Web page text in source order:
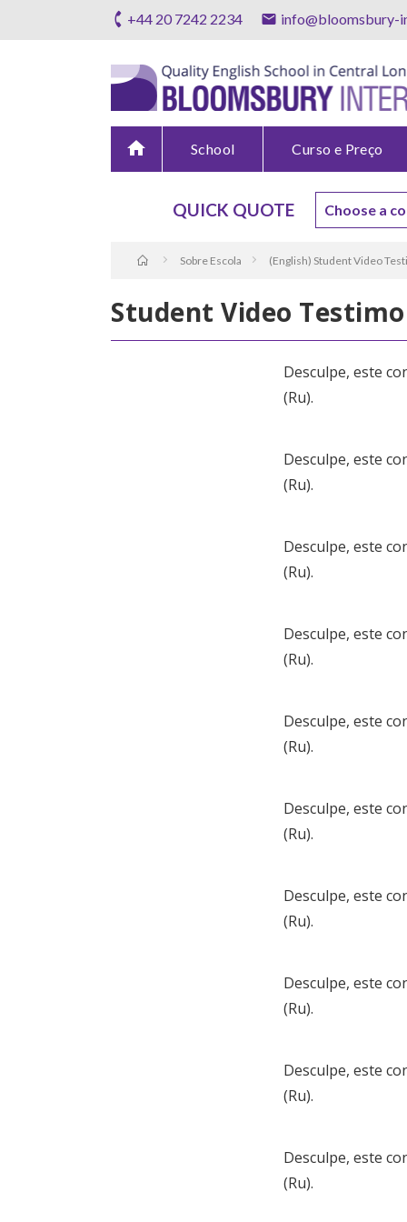
+44 20 7242 2234 info@bloomsbury-
home School Curso e Preço
QUICK QUOTE
Sobre Escola (English) Student Video
Student Video
Desculpe, este
(Ru).
Desculpe, este
(Ru).
Desculpe, este
(Ru).
Desculpe, este
(Ru).
Desculpe, este
(Ru).
Desculpe, este
(Ru).
Desculpe, este
(Ru).
Desculpe, este
(Ru).
Desculpe, este
(Ru).
Desculpe, este
(Ru).